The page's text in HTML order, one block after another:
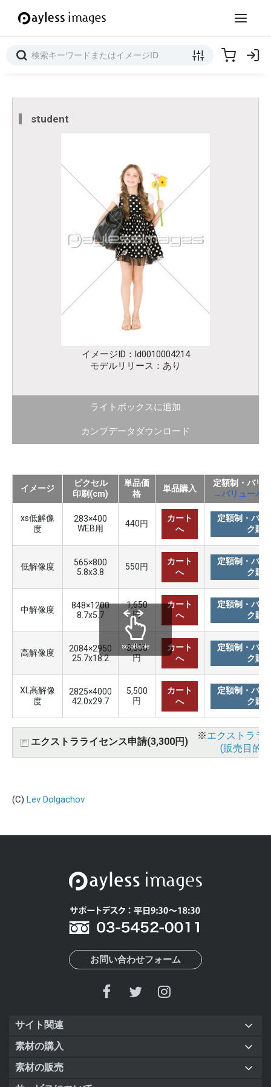
student
イメージID：ld0010004214
モデルリリース：あり
ライトボックスに追加
カンプデータダウンロード
イメージ
ピクセル
印刷(cm)
単品価
格
単品購入
定額制・バリ
→バリューパ
xs低解像
度
283×400
WEB用
440円
カート
へ
定額制・バリ
ク購
低解像度
565×800
5.8x3.8
550円
カート
へ
定額制・バリ
ク購
中解像度
848×1200
8.7x5.7
1,650
円
カート
へ
定額制・バリ
ク購
高解像度
2084×2950
25.7x18.2
3,300
円
カート
へ
定額制・バリ
ク購
XL高解像
度
2825×4000
42.0x29.7
5,500
円
カート
へ
定額制・バリ
ク購
エクストラライセンス申請(3,300円)
※エクストララ
(販売目的
scrollable
(C) Lev Dolgachov
お問い合わせフォーム
サイト関連
素材の購入
素材の販売